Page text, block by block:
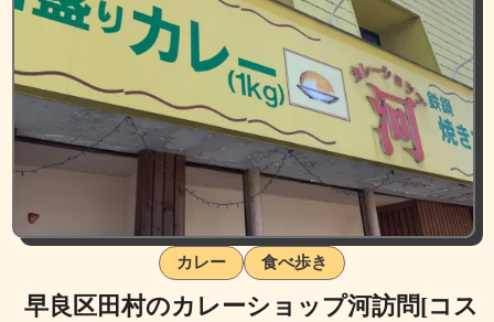
カレー 食べ歩き
早良区田村のカレーショップ河訪問[コス